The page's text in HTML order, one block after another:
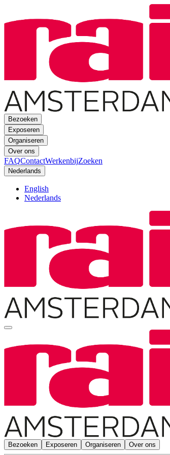
Bezoeken
Exposeren
Organiseren
Over ons
FAQContactWerkenbijZoeken
Nederlands
English
Nederlands
Bezoeken Exposeren Organiseren Over ons